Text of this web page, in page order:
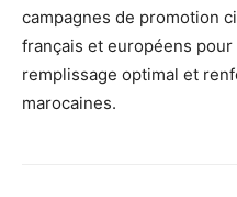
campagnes de promotion
français et européens
remplissage optimal et
marocaines.